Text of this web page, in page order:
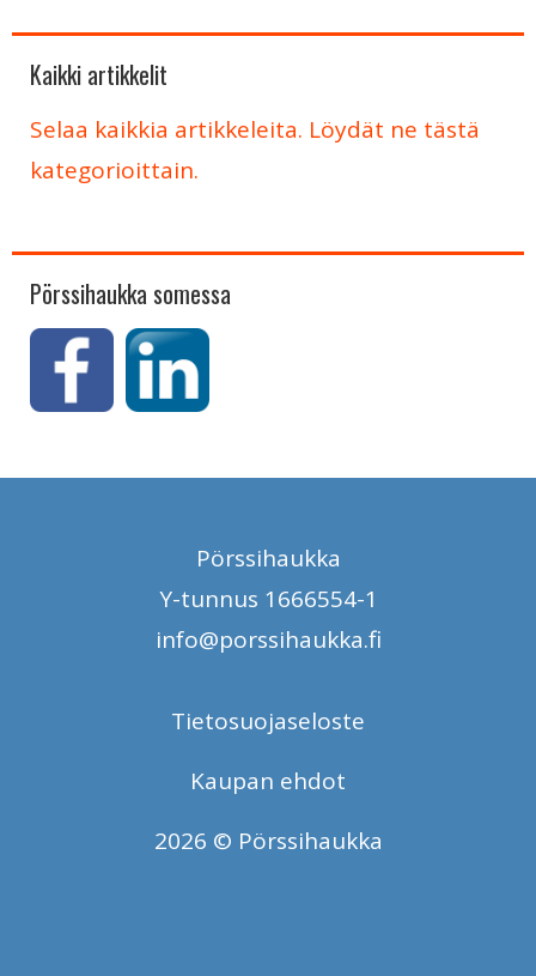
Kaikki artikkelit
Selaa kaikkia artikkeleita. Löydät ne tästä
kategorioittain.
Pörssihaukka somessa
Pörssihaukka
Y-tunnus 1666554-1
info@porssihaukka.fi
Tietosuojaseloste
Kaupan ehdot
2026 © Pörssihaukka